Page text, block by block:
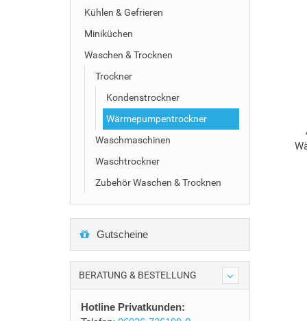
Kühlen & Gefrieren
Miniküchen
Waschen & Trocknen
Trockner
Kondenstrockner
Wärmepumpentrockner
Waschmaschinen
Waschtrockner
Zubehör Waschen & Trocknen
Gutscheine
BERATUNG & BESTELLUNG
Hotline Privatkunden: